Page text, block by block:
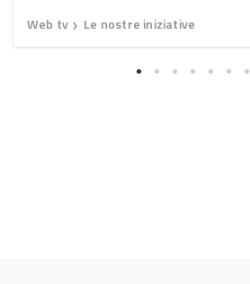
Web tv ❯ Le nostre iniziative